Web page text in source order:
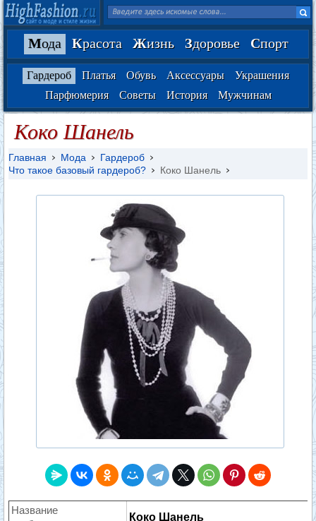
Мода Красота Жизнь Здоровье Спорт
Гардероб Платья Обувь Аксессуары
Украшения
Парфюмерия
Советы История Мужчинам
Коко Шанель
Главная Мода
Гардероб
Что такое базовый гардероб?
Коко Шанель
Название
Коко Шанель